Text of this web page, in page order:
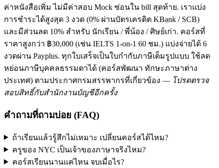
ค่าหนังสือเพิ่ม ไม่มีค่าสอบ Mock ซ่อนใน bill สุดท้าย. เราแบ่ง
การชำระได้สูงสุด 3 งวด (0% ผ่านบัตรเครดิต KBank / SCB)
และมีส่วนลด 10% สำหรับ นักเรียน / พี่น้อง / ศิษย์เก่า. คอร์สที่
ราคาสูงกว่า ฿30,000 (เช่น IELTS 1-on-1 60 ชม.) แบ่งจ่ายได้ 6
งวดผ่าน Payplus. ทุกใบเสร็จเป็นใบกำกับภาษีเต็มรูปแบบ ใช้ลด
หย่อนภาษีบุคคลธรรมดาได้ (คอร์สพัฒนา ทักษะภาษาต่าง
ประเทศ) ตามประกาศกรมสรรพากรที่เกี่ยวข้อง — โปรดตรวจ
สอบสิทธิ์กับสำนักงานบัญชีอีกครั้ง
คำถามที่ถามบ่อย (FAQ)
ถ้าเรียนแล้วรู้สึกไม่เหมาะ เปลี่ยนคอร์สได้ไหม?
ครูของ NYC เป็นเจ้าของภาษาจริงไหม?
คอร์สเรียนนานแค่ไหน จบเมื่อไร?